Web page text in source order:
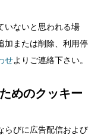
いないと思われる場
加または削除、利用停
せよりご連絡下さい。
めのクッキー
らびに広告配信および